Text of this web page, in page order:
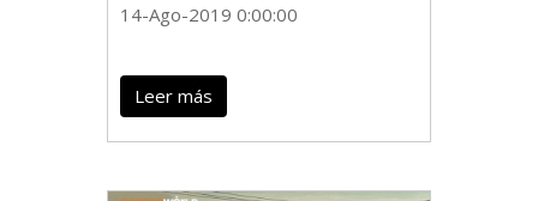
14-Ago-2019 0:00:00
Leer más